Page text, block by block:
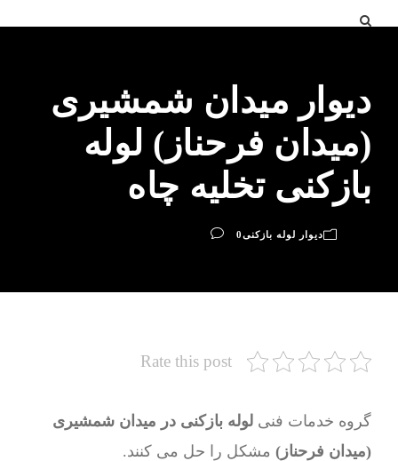
دیوار میدان شمشیری
(میدان فرحناز) لوله
بازکنی تخلیه چاه
دیوار لوله بازکنی0
Rate this post
گروه خدمات فنی لوله بازکنی در میدان شمشیری
(میدان فرحناز) مشکل را حل می کنند.